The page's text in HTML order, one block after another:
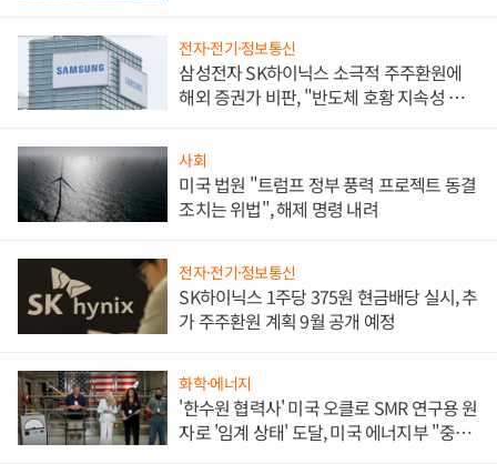
전자·전기·정보통신
삼성전자 SK하이닉스 소극적 주주환원에
해외 증권가 비판, "반도체 호황 지속성 의
사회
미국 법원 "트럼프 정부 풍력 프로젝트 동결
조치는 위법", 해제 명령 내려
전자·전기·정보통신
SK하이닉스 1주당 375원 현금배당 실시, 추
가 주주환원 계획 9월 공개 예정
화학·에너지
'한수원 협력사' 미국 오클로 SMR 연구용 원
자로 '임계 상태' 도달, 미국 에너지부 "중요